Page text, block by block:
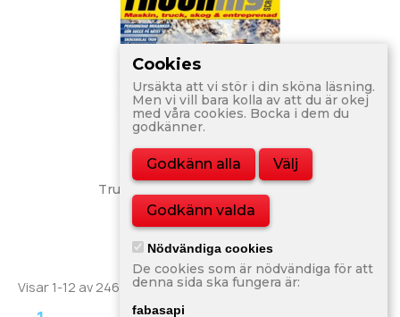
Trucking Scandinavia Nr 2 2010
80,00 kr
Visar 1-12 av 246 objekt
Cookies
Ursäkta att vi stör i din sköna läsning.
Men vi vill bara kolla av att du är okej
med våra cookies. Bocka i dem du
godkänner.
Godkänn alla Välj
Godkänn valda
Nödvändiga cookies
De cookies som är nödvändiga för att
denna sida ska fungera är:
fabasapi